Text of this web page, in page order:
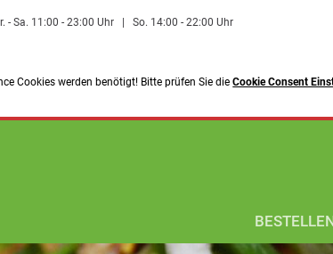
- Sa. 11:00 - 23:00 Uhr
So. 14:00 - 22:00 Uhr
Cookies werden benötigt! Bitte prüfen Sie dieCookie Consent